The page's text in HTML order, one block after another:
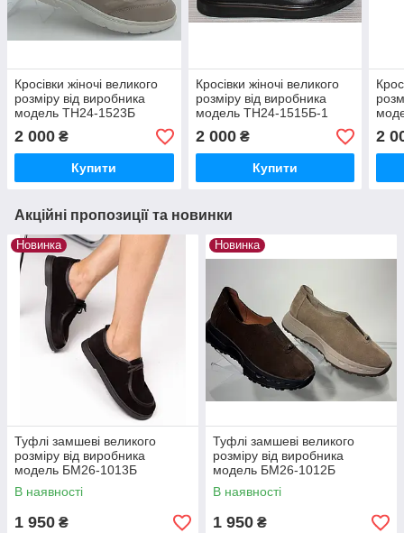
Кросівки жіночі великого
розміру від виробника
модель ТН24-1523Б
2 000 ₴
Купити
Кросівки жіночі великого
розміру від виробника
модель ТН24-1515Б-1
2 000₴
Купити
2
Акційні пропозиції та новинки
Новинка
Туфлі замшеві великого
розміру від виробника
модель БМ26-1013Б
В наявності
1 950 ₴
Новинка
Туфлі замшеві великого
розміру від виробника
модель БМ26-1012Б
В наявності
1 950 ₴